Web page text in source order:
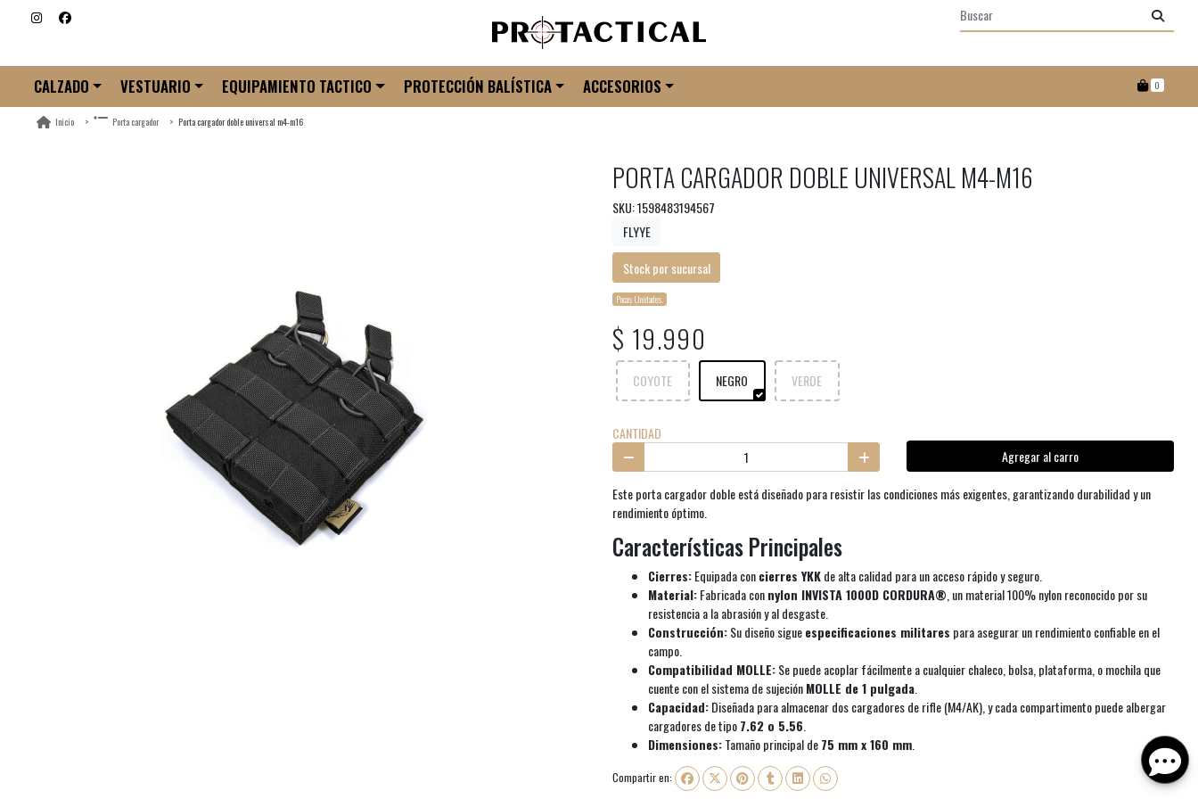
CALZADO VESTUARIO EQUIPAMIENTO TACTICO PROTECCIÓN BALÍSTICA ACCESORIOS 0
Inicio Porta cargador Porta cargador doble universal m4-m16
PORTA CARGADOR DOBLE UNIVERSAL M4-M16
SKU: 1598483194567
FLYYE
Stock por sucursal
Pocas Unidades.
$ 19.990
COYOTE NEGRO VERDE
CANTIDAD
Agregar al carro
Este porta cargador doble está diseñado para resistir las condiciones más exigentes, garantizando durabilidad y un
rendimiento óptimo.
Características Principales
Cierres:Equipada concierres YKKde alta calidad para un acceso rápido y seguro.
Material:Fabricada connylon INVISTA 1000D CORDURA®, un material 100% nylon reconocido por su
resistencia a la abrasión y al desgaste.
Construcción:Su diseño sigueespecificaciones militares para asegurar un rendimiento confiable en el
campo.
Compatibilidad MOLLE:Se puede acoplar fácilmente a cualquier chaleco, bolsa, plataforma, o mochila que
cuente con el sistema de sujeciónMOLLE de 1 pulgada.
Capacidad:Diseñada para almacenar dos cargadores de rifle (M4/AK), y cada compartimento puede albergar
cargadores de tipo7.62 o 5.56.
Dimensiones:Tamaño principal de75 mm x 160 mm.
Compartir en: